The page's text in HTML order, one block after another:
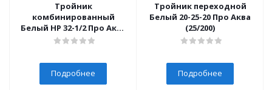
Тройник
комбинированный
Белый НР 32-1/2 Про Аква
(10/60)
Подробнее
Тройник переходной
Белый 20-25-20 Про Аква
(25/200)
Подробнее